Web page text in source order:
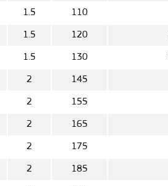
1.5 110
1.5 120
1.5 130
2 145
2 155
2 165
2 175
2 185